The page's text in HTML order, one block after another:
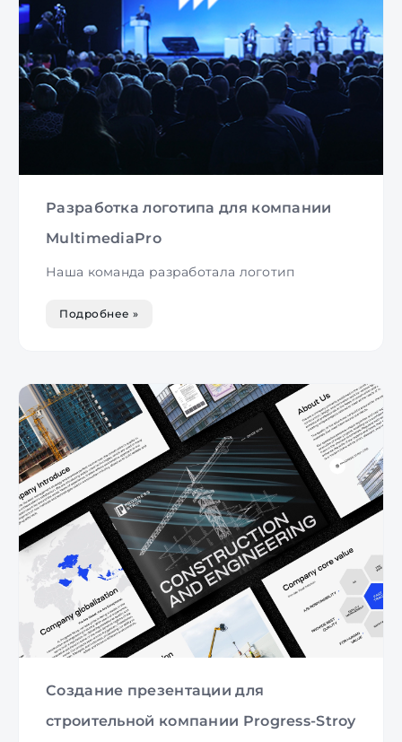
Разработка логотипа для компании
MultimediaPro
Наша команда разработала логотип
Подробнее »
Создание презентации для
строительной компании Progress-Stroy